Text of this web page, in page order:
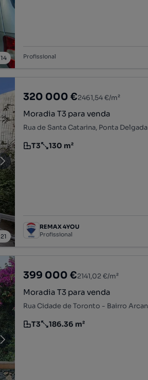
14 Profissional
21
320 000 €2461,54 €/m²
Moradia T3 para venda
Tipologia
T3
Preço por metro quadrado
130 m²
REMAX 4YOU
Profissional
399 000 €2141,02 €/m²
Moradia T3 para venda
Tipologia
T3
Preço por metro quadrado
186.36 m²